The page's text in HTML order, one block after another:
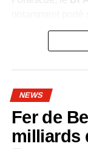
infrastructures
investissements,
production
minerai à son
exportation.
entre les pôles
NEWS
Fer de
milliards